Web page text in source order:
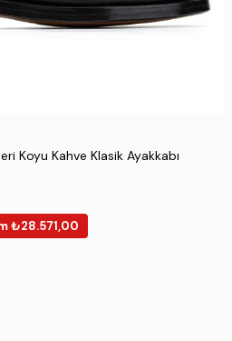
Koyu Kahve Klasik Ayakkabı
₺28.571,00